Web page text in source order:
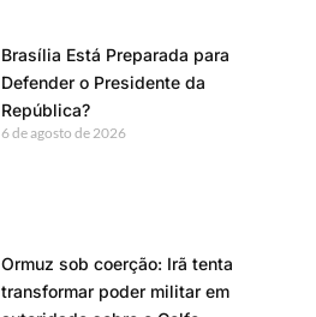
Brasília Está Preparada para
Defender o Presidente da
República?
6 de agosto de 2026
Ormuz sob coerção: Irã tenta
transformar poder militar em